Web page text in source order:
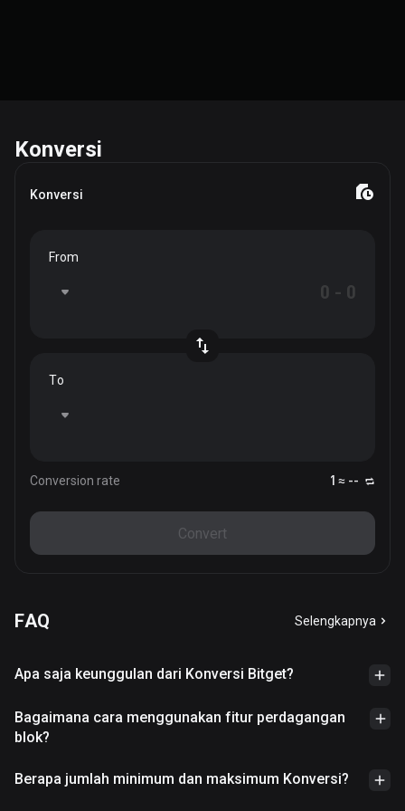
Konversi
Konversi
From
To
Conversion rate 1 ≈ --
Convert
FAQ Selengkapnya
Apa saja keunggulan dari Konversi Bitget?
Bagaimana cara menggunakan fitur perdagangan
blok?
Berapa jumlah minimum dan maksimum Konversi?